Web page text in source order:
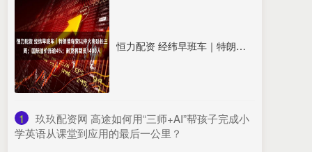
恒力配资 经纬早班车｜特朗普称黎以停火将延长三周；国际油价涨逾4%；耐克将裁员1400人
1
​玖玖配资网 高途如何用“三师+AI”帮孩子完成小
学英语从课堂到应用的最后一公里？